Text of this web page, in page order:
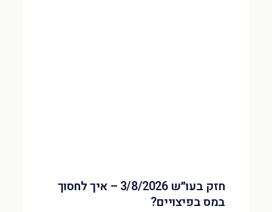
חזק בעו״ש 3/8/2026 – איך לחסוך
במס בפיצויים?